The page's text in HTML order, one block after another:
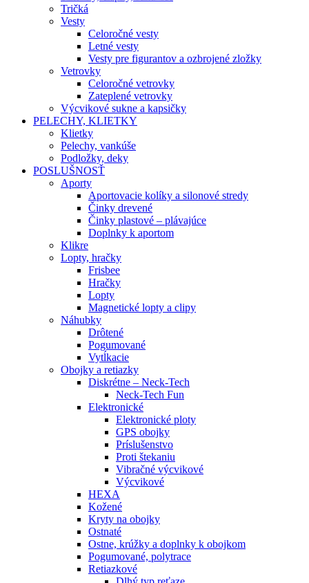
Tričká
Vesty
Celoročné vesty
Letné vesty
Vesty pre figurantov a ozbrojené zložky
Vetrovky
Celoročné vetrovky
Zateplené vetrovky
Výcvikové sukne a kapsičky
PELECHY, KLIETKY
Klietky
Pelechy, vankúše
Podložky, deky
POSLUŠNOSŤ
Aporty
Aportovacie kolíky a silonové stredy
Činky drevené
Činky plastové – plávajúce
Doplnky k aportom
Klikre
Lopty, hračky
Frisbee
Hračky
Lopty
Magnetické lopty a clipy
Náhubky
Drôtené
Pogumované
Vytĺkacie
Obojky a retiazky
Diskrétne – Neck-Tech
Neck-Tech Fun
Elektronické
Elektronické ploty
GPS obojky
Príslušenstvo
Proti štekaniu
Vibračné výcvikové
Výcvikové
HEXA
Kožené
Kryty na obojky
Ostnaté
Ostne, krúžky a doplnky k obojkom
Pogumované, polytrace
Retiazkové